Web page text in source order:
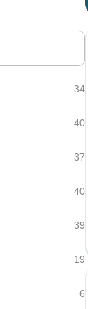
34
40
37
40
39
19
6